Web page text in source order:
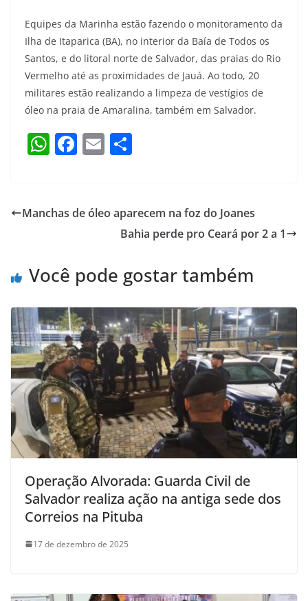
Equipes da Marinha estão fazendo o monitoramento da
Ilha de Itaparica (BA), no interior da Baía de Todos os
Santos, e do litoral norte de Salvador, das praias do Rio
Vermelho até as proximidades de Jauá. Ao todo, 20
militares estão realizando a limpeza de vestígios de
óleo na praia de Amaralina, também em Salvador.
W
s
p
F
e
o
E
l e
Manchas de óleo aparecem na foz do Joanes
Bahia perde pro Ceará por 2 a 1
Você pode gostar também
Operação Alvorada: Guarda Civil de
Salvador realiza ação na antiga sede dos
Correios na Pituba
17 de dezembro de 2025